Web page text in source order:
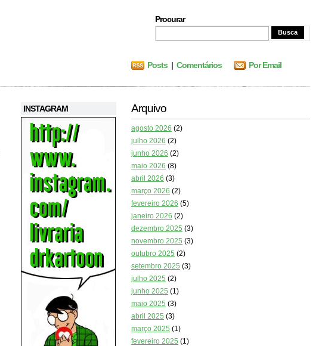
Procurar
Posts | Comentários Por Email
INSTAGRAM Arquivo
agosto 2026 (2)
julho 2026 (2)
junho 2026 (2)
maio 2026 (8)
abril 2026 (3)
março 2026 (2)
fevereiro 2026 (5)
janeiro 2026 (2)
dezembro 2025 (3)
novembro 2025 (3)
outubro 2025 (2)
setembro 2025 (3)
julho 2025 (2)
junho 2025 (1)
maio 2025 (3)
abril 2025 (3)
março 2025 (1)
fevereiro 2025 (1)